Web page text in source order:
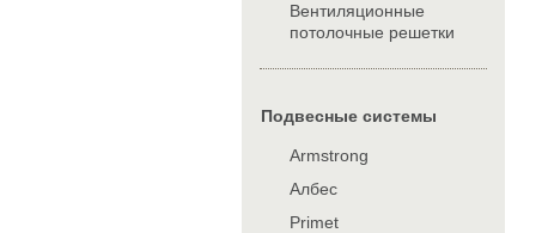
Вентиляционные
потолочные решетки
Подвесные системы
Armstrong
Албес
Primet